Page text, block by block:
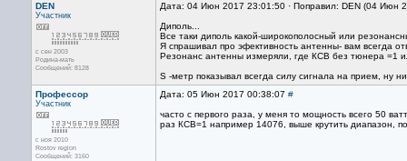
DEN
Участник
с сен 2003
Родина-мать
Сообщений: 8128
Дата: 04 Июн 2017 23:01:50 · Поправил: DEN (04 Июн
Диполь...
Все таки диполь какой-широкополосный или
Я спрашивал про эфективность антенны- вам всегда
Резонанс антенны измеряли, где КСВ без тюнера =1
S -метр показывал всегда силу сигнала на прием, ну
Профессор
Участник
с ноя 2010
Rostov region
Сообщений: 3160
Дата: 05 Июн 2017 00:38:07 #
часто с первого раза, у меня то мощность всего 50
раз КСВ=1 например 14076, выше крутить диапазон,